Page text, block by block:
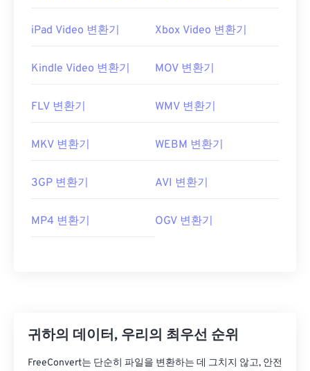
iPad Video 변환기 Xbox Video 변환기
Kindle Video 변환기 MOV 변환기
FLV 변환기 WMV 변환기
MKV 변환기 WEBM 변환기
3GP 변환기 AVI 변환기
MP4 변환기 OGV 변환기
귀하의 데이터, 우리의 최우선 순위
FreeConvert는 단순히 파일을 변환하는 데 그치지 않고, 안전